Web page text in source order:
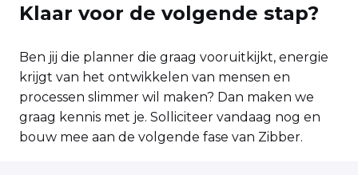
Klaar voor de volgende stap?
Ben jij die planner die graag vooruitkijkt, energie
krijgt van het ontwikkelen van mensen en
processen slimmer wil maken? Dan maken we
graag kennis met je. Solliciteer vandaag nog en
bouw mee aan de volgende fase van Zibber.